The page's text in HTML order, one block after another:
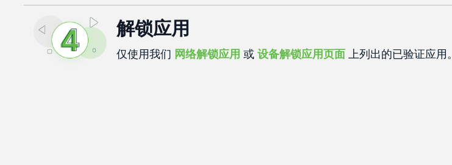
解锁应用
仅使用我们 网络解锁应用 或 设备解锁应用页面上列出的已验证应用。